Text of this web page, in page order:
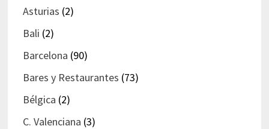
Asturias (2)
Bali (2)
Barcelona (90)
Bares y Restaurantes (73)
Bélgica (2)
C. Valenciana (3)